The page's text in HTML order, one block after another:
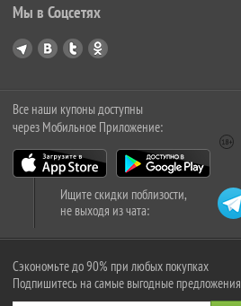
Мы в Соцсетях
Все наши купоны доступны
через Мобильное Приложение:
Ищите скидки поблизости,
не выходя из чата:
Сэкономьте до 90% при любых покупках
Подпишитесь на самые выгодные предложения